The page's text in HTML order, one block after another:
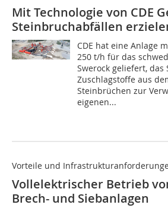
Mit Technologie von CDE
Steinbruchabfällen
CDE hat eine Anlage
250 t/h für das
Swerock geliefert, das
Zuschlagstoffe aus
Steinbrüchen zur
eigenen...
Vorteile und
Vollelektrischer Betrieb
Brech- und Siebanlagen